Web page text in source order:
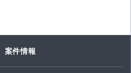
案件情報